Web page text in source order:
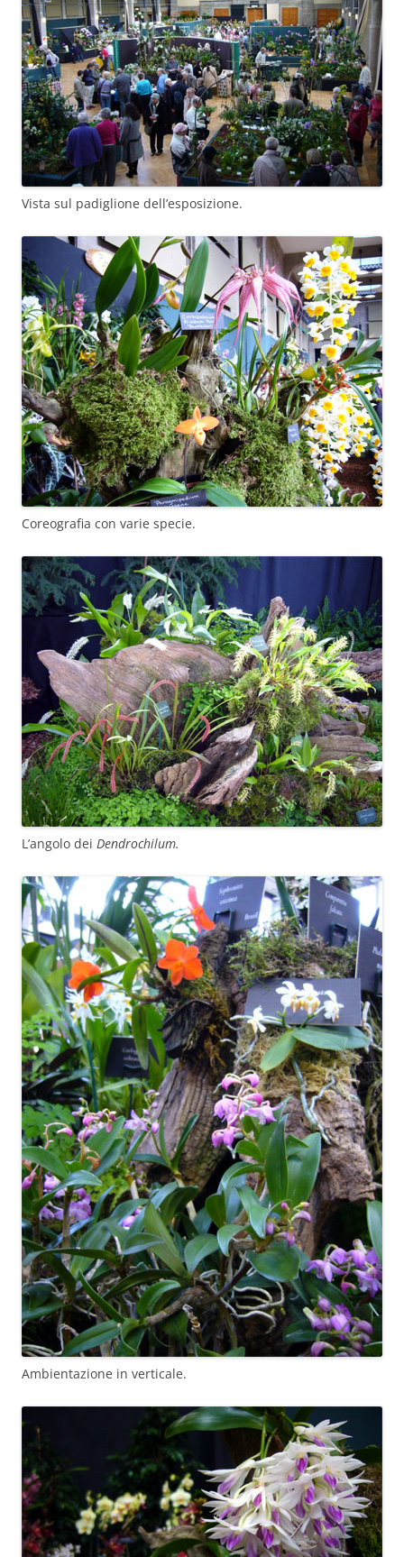
Vista sul padiglione dell’esposizione.
Coreografia con varie specie.
L’angolo dei Dendrochilum.
Ambientazione in verticale.